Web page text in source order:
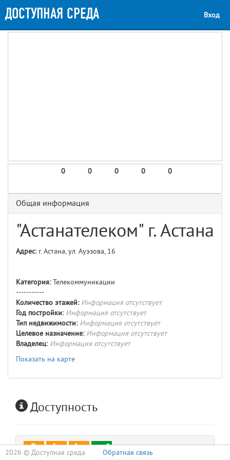
ДОСТУПНАЯ СРЕДА Вход
0 0 0 0 0
Общая информация
"Астанателеком" г. Астана
Адрес:г. Астана, ул. Ауэзова, 16
Категория:Телекоммуникации
-----------
Количество этажей: Информация отсутствует
Год постройки: Информация отсутствует
Тип недвижимости: Информация отсутствует
Целевое назначение: Информация отсутствует
Владелец: Информация отсутствует
Показать на карте
Доступность
Входная группа
2026 © Доступная среда Обратная связь